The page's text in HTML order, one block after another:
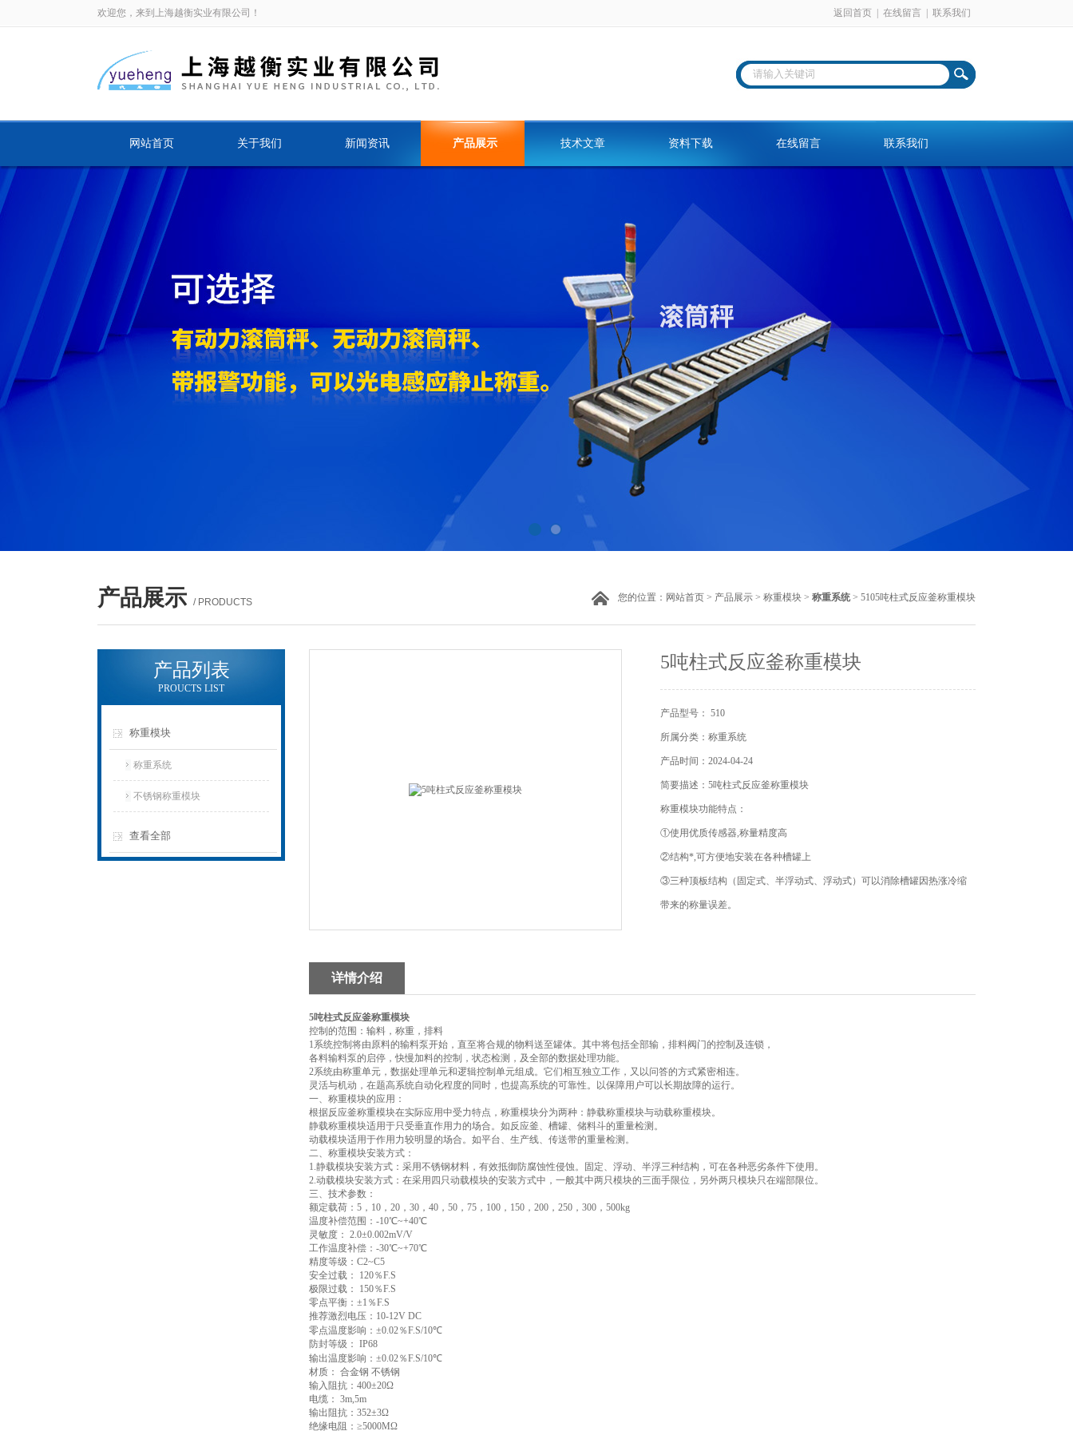
欢迎您，来到上海越衡实业有限公司！ 返回首页 在线留言 联系我们
网站首页 关于我们 新闻资讯 产品展示 技术文章 资料下载 在线留言 联系我们
产品展示 / PRODUCTS 您的位置： 网站首页 > 产品展示 > 称重模块 > 称重系统 > 5105吨柱式反应釜称重模块
产品列表
PROUCTS LIST
称重模块
称重系统
不锈钢称重模块
查看全部
5吨柱式反应釜称重模块
产品型号： 510
所属分类：称重系统
产品时间：2024-04-24
简要描述：5吨柱式反应釜称重模块
称重模块功能特点：
①使用优质传感器,称量精度高
②结构*,可方便地安装在各种槽罐上
③三种顶板结构（固定式、半浮动式、浮动式）可以消除槽罐因热涨冷缩
带来的称量误差。
详情介绍
5吨柱式反应釜称重模块
控制的范围：输料，称重，排料
1系统控制将由原料的输料泵开始，直至将合规的物料送至罐体。其中将包括全部输，排料阀门的控制及连锁，
各料输料泵的启停，快慢加料的控制，状态检测，及全部的数据处理功能。
2系统由称重单元，数据处理单元和逻辑控制单元组成。它们相互独立工作，又以问答的方式紧密相连。
灵活与机动，在题高系统自动化程度的同时，也提高系统的可靠性。以保障用户可以长期故障的运行。
一、称重模块的应用：
根据反应釜称重模块在实际应用中受力特点，称重模块分为两种：静载称重模块与动载称重模块。
静载称重模块适用于只受垂直作用力的场合。如反应釜、槽罐、储料斗的重量检测。
动载模块适用于作用力较明显的场合。如平台、生产线、传送带的重量检测。
二、称重模块安装方式：
1.静载模块安装方式：采用不锈钢材料，有效抵御防腐蚀性侵蚀。固定、浮动、半浮三种结构，可在各种恶劣条件下使用。
2.动载模块安装方式：在采用四只动载模块的安装方式中，一般其中两只模块的三面手限位，另外两只模块只在端部限位。
三、技术参数：
额定载荷：5，10，20，30，40，50，75，100，150，200，250，300，500kg
温度补偿范围：-10℃~+40℃
灵敏度： 2.0±0.002mV/V
工作温度补偿：-30℃~+70℃
精度等级：C2~C5
安全过载： 120％F.S
极限过载： 150％F.S
零点平衡：±1％F.S
推荐激烈电压：10-12V DC
零点温度影响：±0.02％F.S/10℃
防封等级： IP68
输出温度影响：±0.02％F.S/10℃
材质： 合金钢 不锈钢
输入阻抗：400±20Ω
电缆： 3m,5m
输出阻抗：352±3Ω
绝缘电阻：≥5000MΩ